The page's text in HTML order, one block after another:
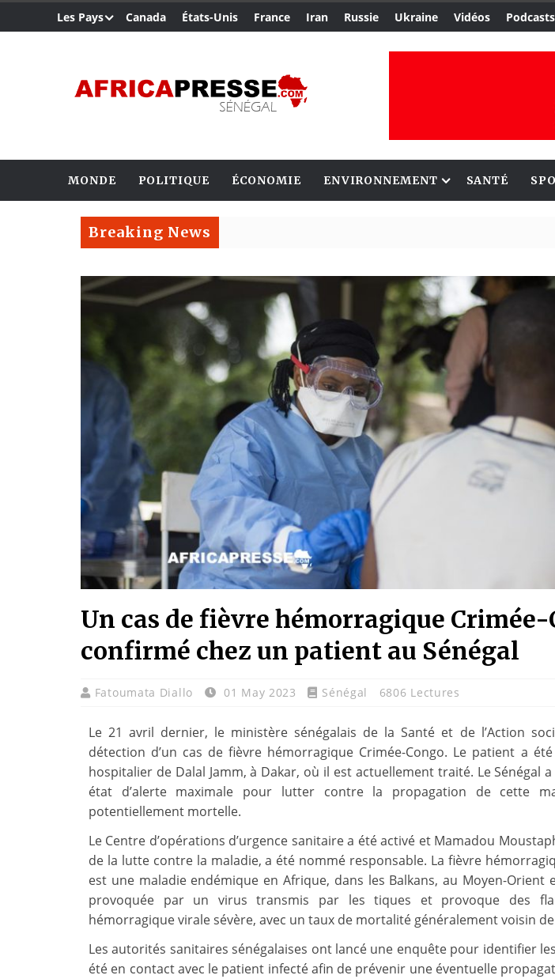
Les Pays Canada États-Unis France Iran Russie Ukraine Vidéos Podcasts
MONDE POLITIQUE ÉCONOMIE ENVIRONNEMENT SANTÉ
Breaking News
Un cas de fièvre hémorragique Crimée-
confirmé chez un patient au Sénégal
Fatoumata Diallo 01 May 2023 Sénégal 6806 Lectures
Le 21 avril dernier, le ministère sénégalais de la Santé et de l’Action
détection d’un cas de fièvre hémorragique Crimée-Congo. Le patient a
hospitalier de Dalal Jamm, à Dakar, où il est actuellement traité. Le Sénégal
état d’alerte maximale pour lutter contre la propagation de cette
potentiellement mortelle.
Le Centre d’opérations d’urgence sanitaire a été activé et Mamadou
de la lutte contre la maladie, a été nommé responsable. La fièvre
est une maladie endémique en Afrique, dans les Balkans, au Moyen-Orient
provoquée par un virus transmis par les tiques et provoque des
hémorragique virale sévère, avec un taux de mortalité généralement voisin de
Les autorités sanitaires sénégalaises ont lancé une enquête pour identifier
été en contact avec le patient infecté afin de prévenir une éventuelle